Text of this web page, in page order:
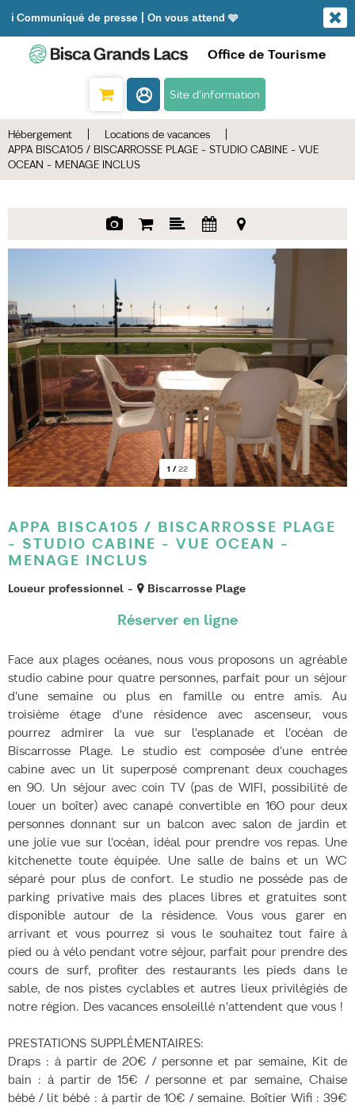
ℹ️ Communiqué de presse | On vous attend 🩵
Office de Tourisme
Site d'information
Hébergement Locations de vacances
APPA BISCA105 / BISCARROSSE PLAGE - STUDIO CABINE - VUE
OCEAN - MENAGE INCLUS
1 / 22
APPA BISCA105 / BISCARROSSE PLAGE
- STUDIO CABINE - VUE OCEAN -
MENAGE INCLUS
Loueur professionnel Biscarrosse Plage
Face aux plages océanes, nous vous proposons un agréable
studio cabine pour quatre personnes, parfait pour un séjour
d'une semaine ou plus en famille ou entre amis. Au
troisième étage d'une résidence avec ascenseur, vous
pourrez admirer la vue sur l'esplanade et l'océan de
Biscarrosse Plage. Le studio est composée d'une entrée
cabine avec un lit superposé comprenant deux couchages
en 90. Un séjour avec coin TV (pas de WIFI, possibilité de
louer un boîter) avec canapé convertible en 160 pour deux
personnes donnant sur un balcon avec salon de jardin et
une jolie vue sur l'océan, idéal pour prendre vos repas. Une
kitchenette toute équipée. Une salle de bains et un WC
séparé pour plus de confort. Le studio ne possède pas de
parking privative mais des places libres et gratuites sont
disponible autour de la résidence. Vous vous garer en
arrivant et vous pourrez si vous le souhaitez tout faire à
pied ou à vélo pendant votre séjour, parfait pour prendre des
cours de surf, profiter des restaurants les pieds dans le
sable, de nos pistes cyclables et autres lieux privilégiés de
notre région. Des vacances ensoleillé n'attendent que vous !
PRESTATIONS SUPPLÉMENTAIRES:
Draps : à partir de 20€ / personne et par semaine, Kit de
bain : à partir de 15€ / personne et par semaine, Chaise
bébé / lit bébé : à partir de 10€ / semaine. Boîtier Wifi : 39€